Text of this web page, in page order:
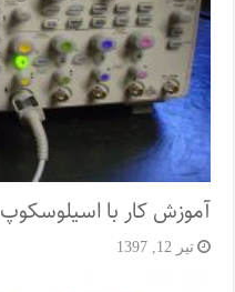
آموزش کار با اسیلوسکوپ
تیر 12, 1397